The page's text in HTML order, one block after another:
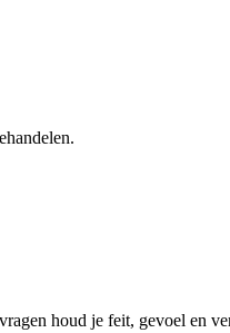
houd je feit, gevoel en